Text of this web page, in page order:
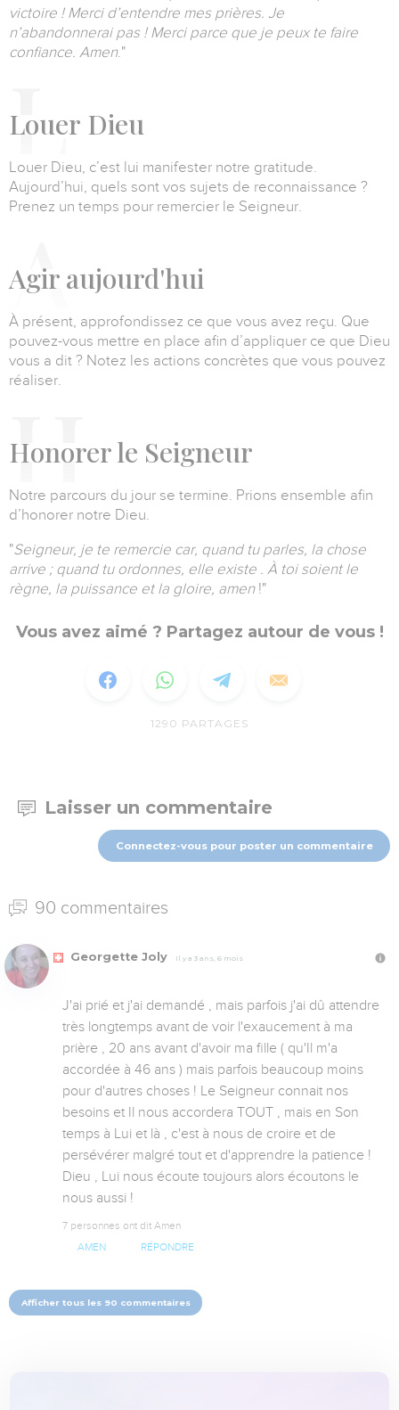
victoire ! Merci d’entendre mes prières. Je
n’abandonnerai pas ! Merci parce que je peux te faire
confiance. Amen."
Louer Dieu
Louer Dieu, c’est lui manifester notre gratitude.
Aujourd’hui, quels sont vos sujets de reconnaissance ?
Prenez un temps pour remercier le Seigneur.
Agir aujourd'hui
À présent, approfondissez ce que vous avez reçu. Que
pouvez-vous mettre en place afin d’appliquer ce que Dieu
vous a dit ? Notez les actions concrètes que vous pouvez
réaliser.
Honorer le Seigneur
Notre parcours du jour se termine. Prions ensemble afin
d’honorer notre Dieu.
"Seigneur, je te remercie car, quand tu parles, la chose
arrive ; quand tu ordonnes, elle existe . À toi soient le
règne, la puissance et la gloire, amen!"
Vous avez aimé ? Partagez autour de vous !
1290 PARTAGES
Laisser un commentaire
Connectez-vous pour poster un commentaire
90 commentaires
Georgette Joly Il y a 3 ans, 6 mois
J'ai prié et j'ai demandé , mais parfois j'ai dû attendre
très longtemps avant de voir l'exaucement à ma
prière , 20 ans avant d'avoir ma fille ( qu'Il m'a
accordée à 46 ans ) mais parfois beaucoup moins
pour d'autres choses ! Le Seigneur connait nos
besoins et Il nous accordera TOUT , mais en Son
temps à Lui et là , c'est à nous de croire et de
persévérer malgré tout et d'apprendre la patience !
Dieu , Lui nous écoute toujours alors écoutons le
nous aussi !
7 personnes ont dit Amen
AMEN RÉPONDRE
Afficher tous les 90 commentaires